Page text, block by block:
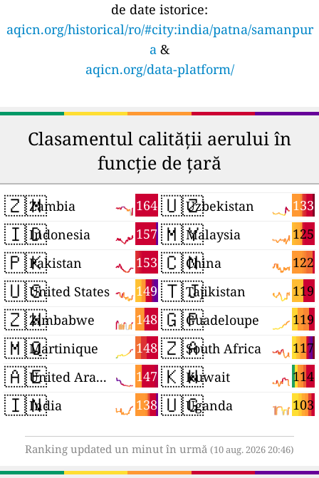
de date istorice:
aqicn.org/historical/ro/#city:india/patna/samanpur
a &
aqicn.org/data-platform/
Clasamentul calității aerului în
funcție de țară
🇿🇲 164
Zambia
🇮🇩 157
Indonesia
🇵🇰 153
Pakistan
🇺🇸 149
United States
🇿🇼 148
Zimbabwe
🇲🇶 148
Martinique
🇦🇪 147
United Arab Emirates
🇮🇳 138
India
🇺🇿 133
Uzbekistan
🇲🇾 125
Malaysia
🇨🇳 122
China
🇹🇯 119
Tajikistan
🇬🇵 119
Guadeloupe
🇿🇦 117
South Africa
🇰🇼 114
Kuwait
🇺🇬 103
Uganda
Ranking updated un minut în urmă (10 aug. 2026 20:46)